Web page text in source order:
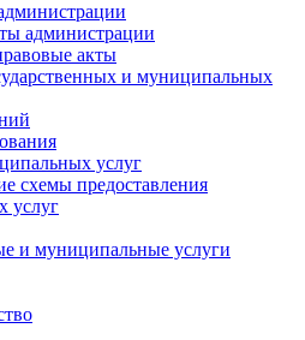
администрации
акты
и муниципальных
услуг
схемы предоставления
услуг
и муниципальные услуги